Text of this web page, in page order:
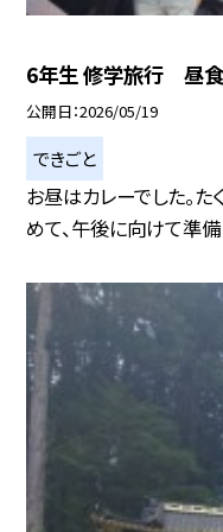
6年生 修学旅行 昼
公開日 2026/05/19
できごと
お昼はカレーでした。
めて、午後に向けて準